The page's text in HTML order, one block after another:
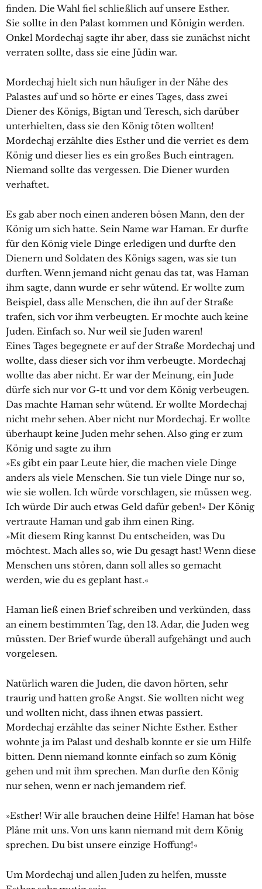
finden. Die Wahl fiel schließlich auf unsere Esther.
Sie sollte in den Palast kommen und Königin werden.
Onkel Mordechaj sagte ihr aber, dass sie zunächst nicht
verraten sollte, dass sie eine Jüdin war.
Mordechaj hielt sich nun häufiger in der Nähe des
Palastes auf und so hörte er eines Tages, dass zwei
Diener des Königs, Bigtan und Teresch, sich darüber
unterhielten, dass sie den König töten wollten!
Mordechaj erzählte dies Esther und die verriet es dem
König und dieser lies es ein großes Buch eintragen.
Niemand sollte das vergessen. Die Diener wurden
verhaftet.
Es gab aber noch einen anderen bösen Mann, den der
König um sich hatte. Sein Name war Haman. Er durfte
für den König viele Dinge erledigen und durfte den
Dienern und Soldaten des Königs sagen, was sie tun
durften. Wenn jemand nicht genau das tat, was Haman
ihm sagte, dann wurde er sehr wütend. Er wollte zum
Beispiel, dass alle Menschen, die ihn auf der Straße
trafen, sich vor ihm verbeugten. Er mochte auch keine
Juden. Einfach so. Nur weil sie Juden waren!
Eines Tages begegnete er auf der Straße Mordechaj und
wollte, dass dieser sich vor ihm verbeugte. Mordechaj
wollte das aber nicht. Er war der Meinung, ein Jude
dürfe sich nur vor G-tt und vor dem König verbeugen.
Das machte Haman sehr wütend. Er wollte Mordechaj
nicht mehr sehen. Aber nicht nur Mordechaj. Er wollte
überhaupt keine Juden mehr sehen. Also ging er zum
König und sagte zu ihm
»Es gibt ein paar Leute hier, die machen viele Dinge
anders als viele Menschen. Sie tun viele Dinge nur so,
wie sie wollen. Ich würde vorschlagen, sie müssen weg.
Ich würde Dir auch etwas Geld dafür geben!« Der König
vertraute Haman und gab ihm einen Ring.
»Mit diesem Ring kannst Du entscheiden, was Du
möchtest. Mach alles so, wie Du gesagt hast! Wenn diese
Menschen uns stören, dann soll alles so gemacht
werden, wie du es geplant hast.«
Haman ließ einen Brief schreiben und verkünden, dass
an einem bestimmten Tag, den 13. Adar, die Juden weg
müssten. Der Brief wurde überall aufgehängt und auch
vorgelesen.
Natürlich waren die Juden, die davon hörten, sehr
traurig und hatten große Angst. Sie wollten nicht weg
und wollten nicht, dass ihnen etwas passiert.
Mordechaj erzählte das seiner Nichte Esther. Esther
wohnte ja im Palast und deshalb konnte er sie um Hilfe
bitten. Denn niemand konnte einfach so zum König
gehen und mit ihm sprechen. Man durfte den König
nur sehen, wenn er nach jemandem rief.
»Esther! Wir alle brauchen deine Hilfe! Haman hat böse
Pläne mit uns. Von uns kann niemand mit dem König
sprechen. Du bist unsere einzige Hoffung!«
Um Mordechaj und allen Juden zu helfen, musste